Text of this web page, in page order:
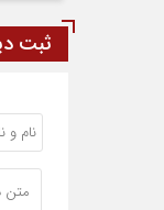
ثبت